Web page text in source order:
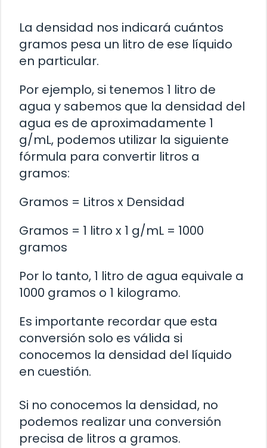
La densidad nos indicará cuántos
gramos pesa un litro de ese líquido
en particular.
Por ejemplo, si tenemos 1 litro de
agua y sabemos que la densidad del
agua es de aproximadamente 1
g/mL, podemos utilizar la siguiente
fórmula para convertir litros a
gramos:
Gramos = Litros x Densidad
Gramos = 1 litro x 1 g/mL = 1000
gramos
Por lo tanto, 1 litro de agua equivale a
1000 gramos o 1 kilogramo.
Es importante recordar que esta
conversión solo es válida si
conocemos la densidad del líquido
en cuestión.
Si no conocemos la densidad, no
podemos realizar una conversión
precisa de litros a gramos.